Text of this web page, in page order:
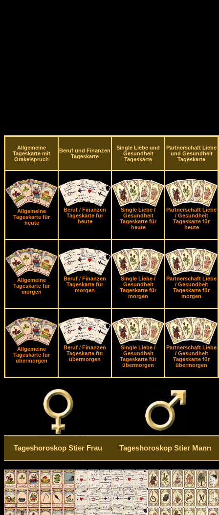
Allgemeine
Tageskarte mit
Orakelspruch
Beruf und Finanzen
Tageskarte
Single Liebe und
Gesundheit
Tageskarte
Partnerschaft Liebe
und Gesundheit
Tageskarte
Allgemeine
Tageskarte für
heute
Beruf / Finanzen
Tageskarte für
heute
Single Liebe /
Gesundheit
Tageskarte für
heute
Partnerschaft Liebe
/ Gesundheit
Tageskarte für
heute
Allgemeine
Tageskarte für
morgen
Beruf / Finanzen
Tageskarte für
morgen
Single Liebe /
Gesundheit
Tageskarte für
morgen
Partnerschaft Liebe
/ Gesundheit
Tageskarte für
morgen
Allgemeine
Tageskarte für
übermorgen
Beruf / Finanzen
Tageskarte für
übermorgen
Single Liebe /
Gesundheit
Tageskarte für
übermorgen
Partnerschaft Liebe
/ Gesundheit
Tageskarte für
übermorgen
Tageshoroskop Stier Frau Tageshoroskop Stier Mann